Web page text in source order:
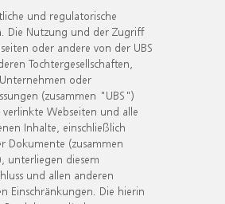
und regulatorische
Die Nutzung und der Zugriff
oder andere von der UBS
Tochtergesellschaften,
oder
(zusammen "UBS")
Webseiten und alle
Inhalte, einschließlich
Dokumente (zusammen
unterliegen diesem
und allen anderen
Einschränkungen. Die hierin